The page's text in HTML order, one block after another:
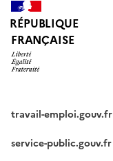
RÉPUBLIQUE
FRANÇAISE
travail-emploi.gouv.fr
service-public.gouv.fr